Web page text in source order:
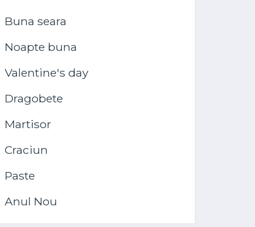
Buna seara
Noapte buna
Valentine's day
Dragobete
Martisor
Craciun
Paste
Anul Nou